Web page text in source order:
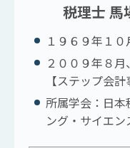
税理士 馬
１９６９年１
２００９年８
【ステップ会
所属学会：日本
ング・サイエン